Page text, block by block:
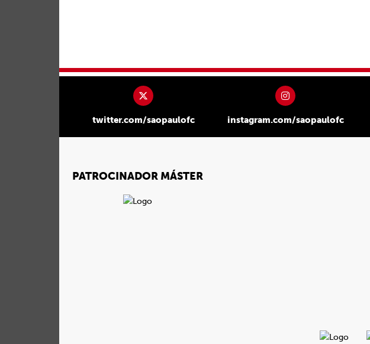
twitter.com/saopaulofc instagram.com/saopaulofc
PATROCINADOR MÁSTER